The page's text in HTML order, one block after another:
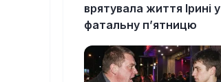
врятувала життя Ірині у
фатальну п’ятницю